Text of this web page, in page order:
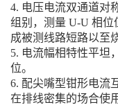
4. 电压电流双通道对
组别，测量 U-U 相
成被测线路短路以至
5. 电流幅相特性平坦
位。
6. 配尖嘴型钳形电流
在排线密集的场合使